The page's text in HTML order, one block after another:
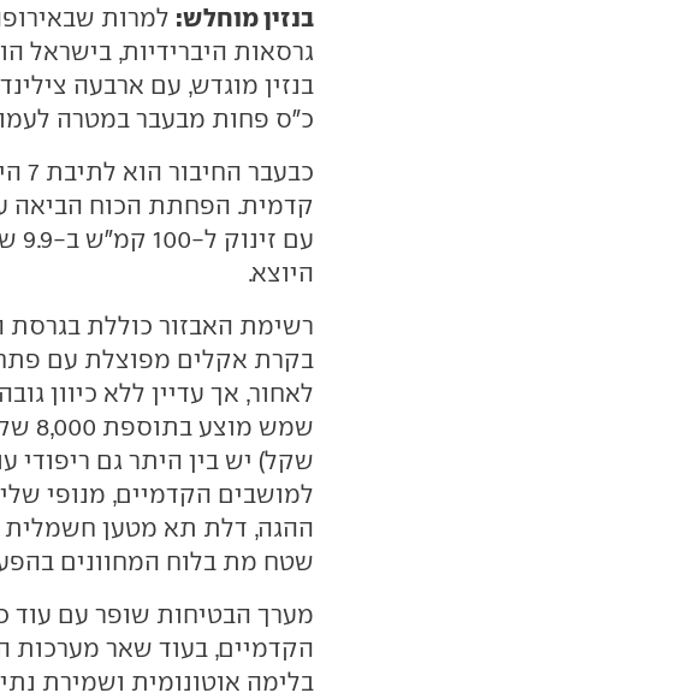
בנזין מוחלש:
גרסאות היברידיות, בישראל
כ"ס פחות מבעבר במטרה
קדמית. הפחתת הכוח הביאה
היוצא.
בקרת אקלים מפוצלת עם
לאחור, אך עדיין ללא כיוון
שקל) יש בין היתר גם ריפודי
למושבים הקדמיים, מנופי
ההגה, דלת תא מטען חשמלית
שטח מת בלוח המחוונים
מערך הבטיחות שופר עם עוד
הקדמיים, בעוד שאר מערכות
בלימה אוטונומית ושמירת